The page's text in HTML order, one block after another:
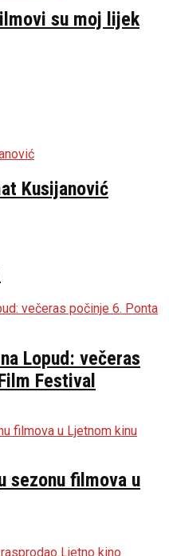
su moj lijek
Kusijanović
Lopud: večeras
Festival
sezonu filmova u